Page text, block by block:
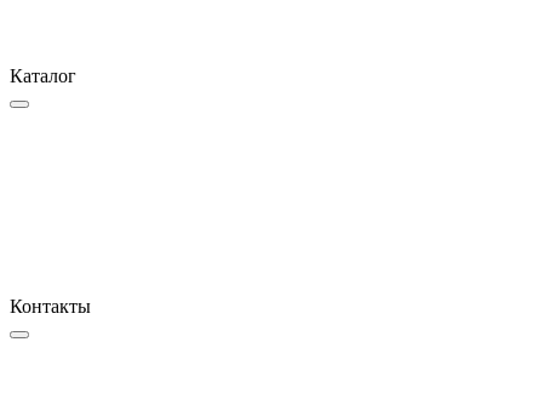
Каталог
Контакты